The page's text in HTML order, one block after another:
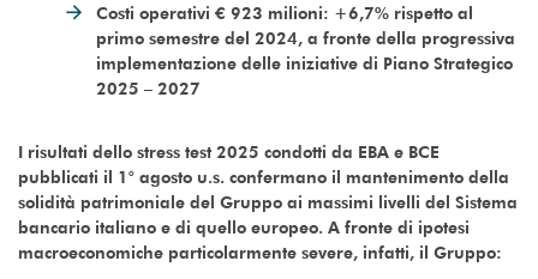
Costi operativi € 923 milioni: +6,7% rispetto al
primo semestre del 2024, a fronte della progressiva
implementazione delle iniziative di Piano Strategico
2025 – 2027
I risultati dello stress test 2025 condotti da EBA e BCE
pubblicati il 1° agosto u.s. confermano il mantenimento della
solidità patrimoniale del Gruppo ai massimi livelli del Sistema
bancario italiano e di quello europeo. A fronte di ipotesi
macroeconomiche particolarmente severe, infatti, il Gruppo: